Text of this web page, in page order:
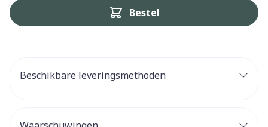
Bestel
Beschikbare leveringsmethoden